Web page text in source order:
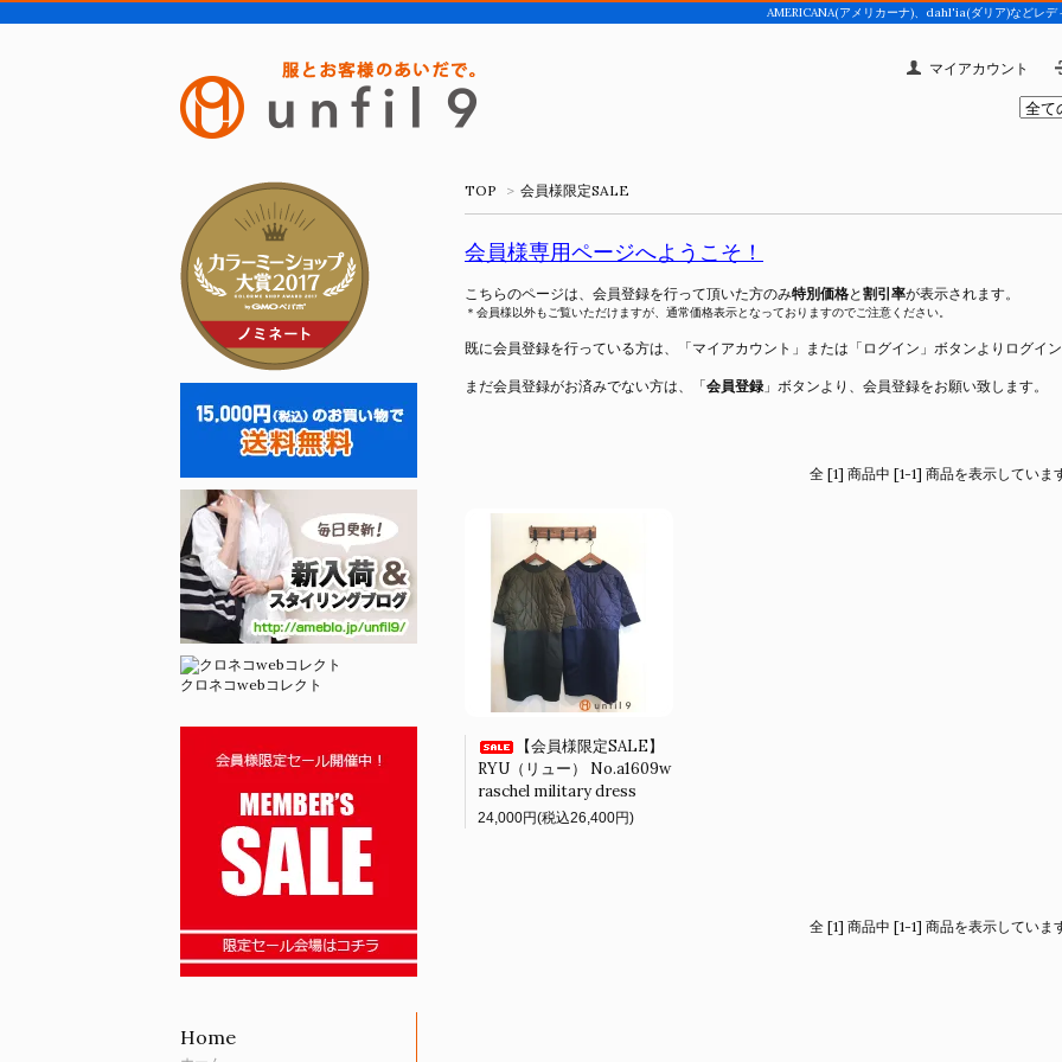
AMERICANA(アメリカーナ)、dahl'ia(ダリア)などレ
マイアカウント
TOP > 会員様限定SALE
会員様専用ページへようこそ！
こちらのページは、会員登録を行って頂いた方のみ特別価格と割引率が表示されます。
＊会員様以外もご覧いただけますが、通常価格表示となっておりますのでご注意ください。
既に会員登録を行っている方は、「マイアカウント 」または「 ログイン 」ボタンよりログイ
まだ会員登録がお済みでない方は、「会員登録」ボタンより、会員登録をお願い致します。
全 [1] 商品中 [1-1] 商品を表示していま
【会員様限定SALE】
RYU（リュー） No.a1609w
raschel military dress
24,000円(税込26,400円)
全 [1] 商品中 [1-1] 商品を表示していま
クロネコwebコレクト
Home